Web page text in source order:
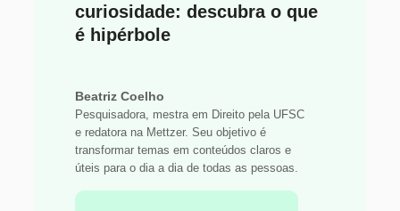
curiosidade: descubra o que
é hipérbole
Beatriz Coelho
Pesquisadora, mestra em Direito pela UFSC
e redatora na Mettzer. Seu objetivo é
transformar temas em conteúdos claros e
úteis para o dia a dia de todas as pessoas.